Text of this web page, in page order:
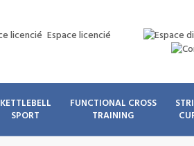
Espace licencié
KETTLEBELL
SPORT
FUNCTIONAL CROSS
TRAINING